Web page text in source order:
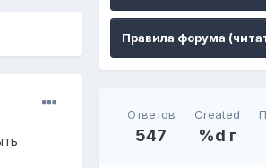
Правила форума
Ответов
547
Created
%d г